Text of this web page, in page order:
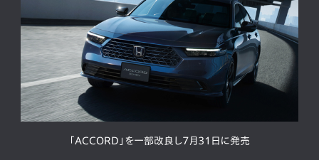
「ACCORD」を一部改良し7月31日に発売